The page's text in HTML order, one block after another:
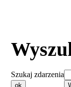
Szukaj zdarzenia